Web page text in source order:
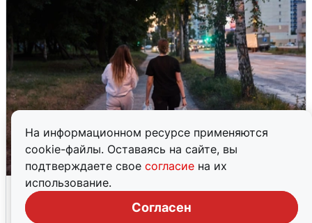
На информационном ресурсе применяются
cookie-файлы. Оставаясь на сайте, вы
подтверждаете свое согласие на их
использование.
Согласен
Опубликована карта отключений
воды в Воронеже